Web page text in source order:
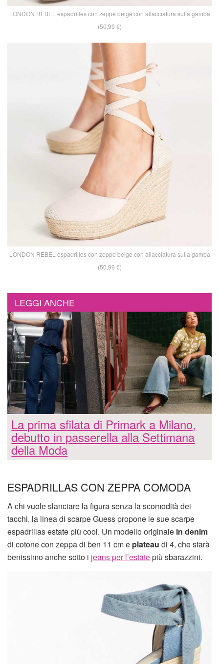
LONDON REBEL espadrilles con zeppe beige con allacciatura sulla gamba
(50,99 €)
LONDON REBEL espadrilles con zeppe beige con allacciatura sulla gamba
(50,99 €)
LEGGI ANCHE
La prima sfilata di Primark a Milano,
debutto in passerella alla Settimana
della Moda
ESPADRILLAS CON ZEPPA COMODA
A chi vuole slanciare la figura senza la scomodità dei
tacchi, la linea di scarpe Guess propone le sue scarpe
espadrillas estate più cool. Un modello originale in denim
di cotone con zeppa di ben 11 cm e plateau di 4, che starà
benissimo anche sotto i jeans per l’estatepiù sbarazzini.